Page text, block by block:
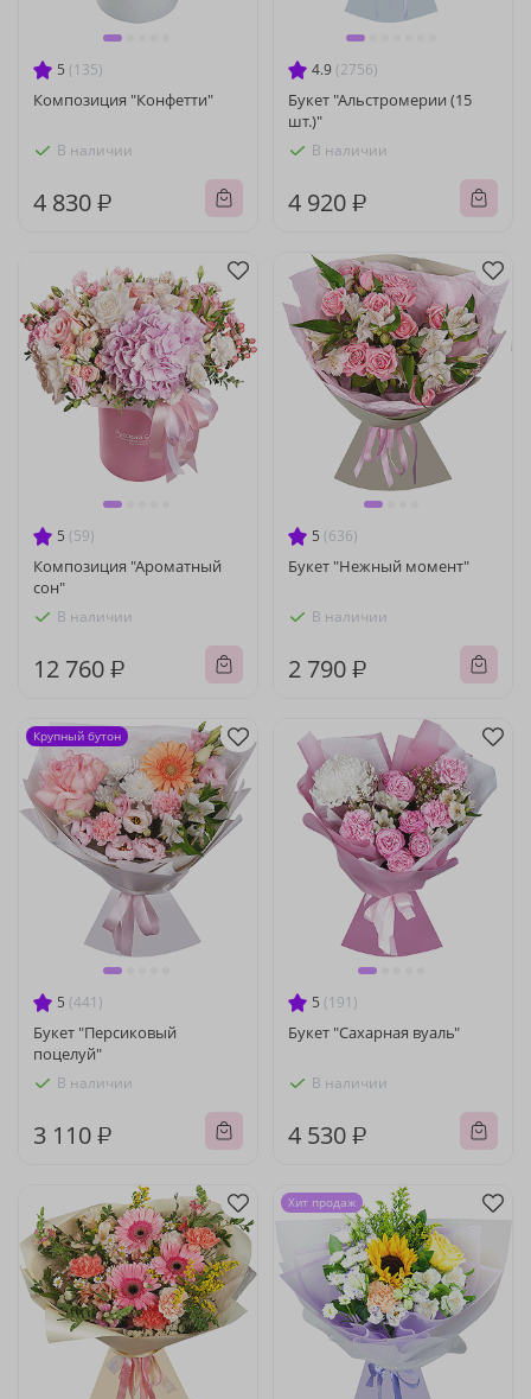
5 (135)
Композиция "Конфетти"
В наличии
4 830 ₽
4.9 (2756)
Букет "Альстромерии (15
шт.)"
В наличии
4 920 ₽
5 (59)
Композиция "Ароматный
сон"
В наличии
12 760 ₽
5 (636)
Букет "Нежный момент"
В наличии
2 790 ₽
5 (441)
Букет "Персиковый
поцелуй"
В наличии
3 110 ₽
Крупный бутон
5 (191)
Букет "Сахарная вуаль"
В наличии
4 530 ₽
Хит продаж